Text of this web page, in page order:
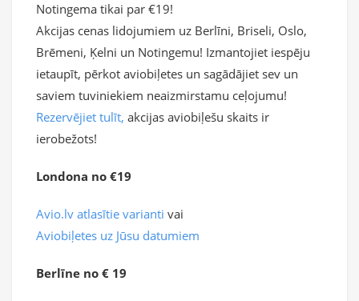
Notingema tikai par €19!
Akcijas cenas lidojumiem uz Berlīni, Briseli, Oslo,
Brēmeni, Ķelni un Notingemu! Izmantojiet iespēju
ietaupīt, pērkot aviobiļetes un sagādājiet sev un
saviem tuviniekiem neaizmirstamu ceļojumu!
Rezervējiet tulīt, akcijas aviobiļešu skaits ir
ierobežots!
Londona no €19
Avio.lv atlasītie varianti vai
Aviobiļetes uz Jūsu datumiem
Berlīne no € 19